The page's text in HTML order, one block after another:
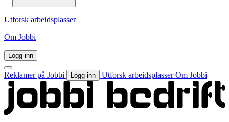
Utforsk arbeidsplasser
Om Jobbi
Logg inn
Reklamer på Jobbi Logg inn Utforsk arbeidsplasserOm Jobbi